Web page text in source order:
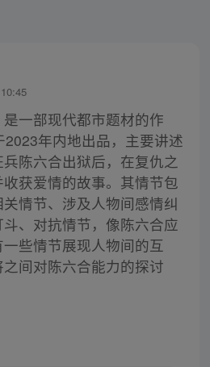
是一部现代都市题材的作
年内地出品，主要讲述
陈六合出狱后，在复仇之
获爱情的故事。其情节包
情节、涉及人物间感情纠
、对抗情节，像陈六合应
些情节展现人物间的互
间对陈六合能力的探讨